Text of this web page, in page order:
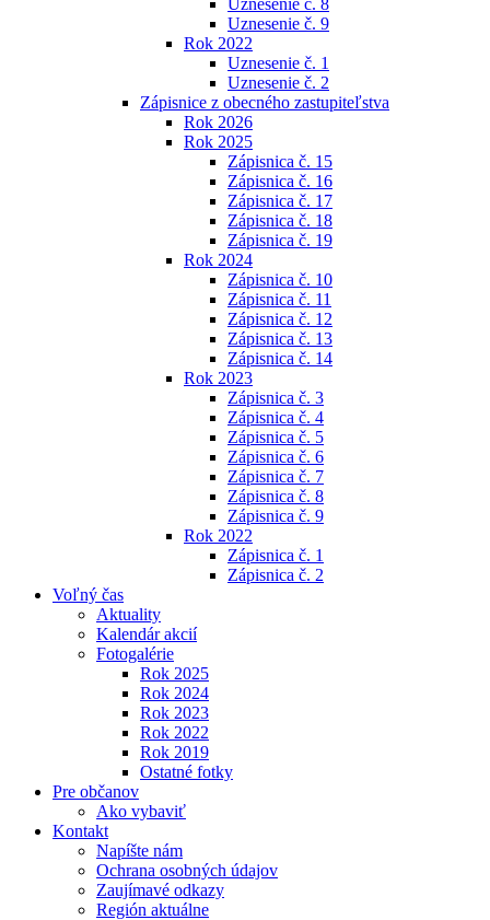
Uznesenie č. 8
Uznesenie č. 9
Rok 2022
Uznesenie č. 1
Uznesenie č. 2
Zápisnice z obecného zastupiteľstva
Rok 2026
Rok 2025
Zápisnica č. 15
Zápisnica č. 16
Zápisnica č. 17
Zápisnica č. 18
Zápisnica č. 19
Rok 2024
Zápisnica č. 10
Zápisnica č. 11
Zápisnica č. 12
Zápisnica č. 13
Zápisnica č. 14
Rok 2023
Zápisnica č. 3
Zápisnica č. 4
Zápisnica č. 5
Zápisnica č. 6
Zápisnica č. 7
Zápisnica č. 8
Zápisnica č. 9
Rok 2022
Zápisnica č. 1
Zápisnica č. 2
Voľný čas
Aktuality
Kalendár akcií
Fotogalérie
Rok 2025
Rok 2024
Rok 2023
Rok 2022
Rok 2019
Ostatné fotky
Pre občanov
Ako vybaviť
Kontakt
Napíšte nám
Ochrana osobných údajov
Zaujímavé odkazy
Región aktuálne